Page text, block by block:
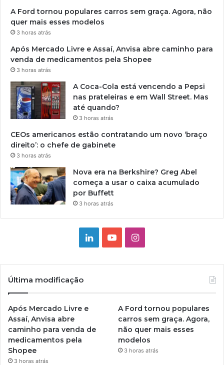
A Ford tornou populares carros sem graça. Agora, não
quer mais esses modelos
3 horas atrás
Após Mercado Livre e Assaí, Anvisa abre caminho para
venda de medicamentos pela Shopee
3 horas atrás
A Coca-Cola está vencendo a Pepsi
nas prateleiras e em Wall Street. Mas
até quando?
3 horas atrás
CEOs americanos estão contratando um novo ‘braço
direito’: o chefe de gabinete
3 horas atrás
Nova era na Berkshire? Greg Abel
começa a usar o caixa acumulado
por Buffett
3 horas atrás
LinkedinYouTubeInstagram
Última modificação
Após Mercado Livre e
Assaí, Anvisa abre
caminho para venda de
medicamentos pela
Shopee
3 horas atrás
A Ford tornou populares
carros sem graça. Agora,
não quer mais esses
modelos
3 horas atrás